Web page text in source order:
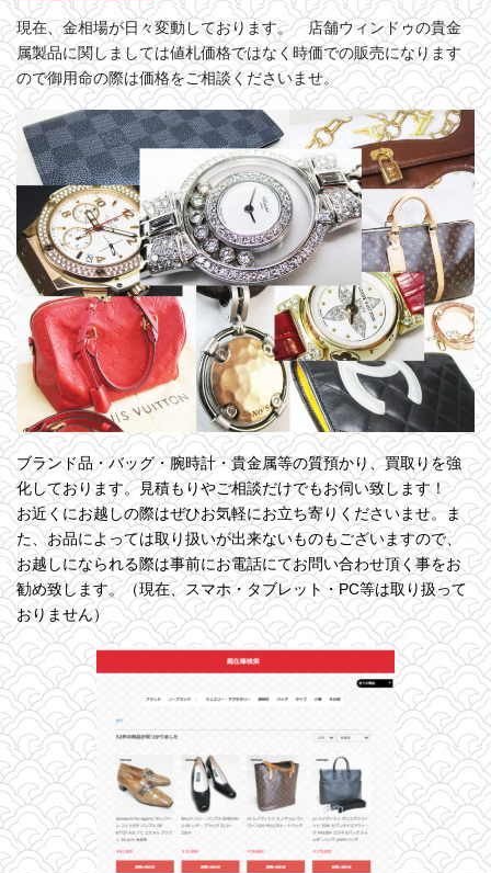
現在、金相場が日々変動しております。 店舗ウィンドゥの貴金
属製品に関しましては値札価格ではなく時価での販売になります
ので御用命の際は価格をご相談くださいませ。
ブランド品・バッグ・腕時計・貴金属等の質預かり、買取りを強
化しております。見積もりやご相談だけでもお伺い致します！
お近くにお越しの際はぜひお気軽にお立ち寄りくださいませ。ま
た、お品によっては取り扱いが出来ないものもございますので、
お越しになられる際は事前にお電話にてお問い合わせ頂く事をお
勧め致します。（現在、スマホ・タブレット・PC等は取り扱って
おりません）